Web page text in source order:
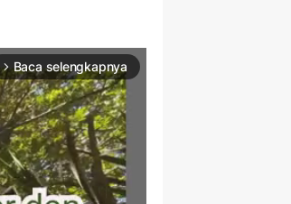
arrow_forward_ios Baca selengkapnya